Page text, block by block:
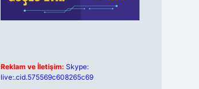
Reklam ve İletişim: Skype:
live:.cid.575569c608265c69